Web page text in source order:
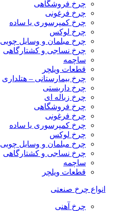
چرخ فروشگاهی
چرخ فرغونی
چرخ کمپرسوری یا ساده
چرخ لوکس
چرخ مبلمان و وسایل چوبی
چرخ نساجی و کشتارگاهی
ساچمه
قطعات ویلچر
چرخ بیمارستانی – هتلداری
چرخ داربستی
چرخ زباله ای
چرخ فروشگاهی
چرخ فرغونی
چرخ کمپرسوری یا ساده
چرخ لوکس
چرخ مبلمان و وسایل چوبی
چرخ نساجی و کشتارگاهی
ساچمه
قطعات ویلچر
انواع چرخ صنعتی
چرخ آهنی